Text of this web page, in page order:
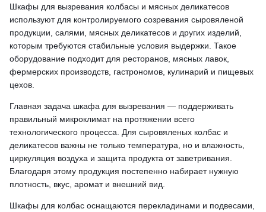
Шкафы для вызревания колбасы и мясных деликатесов
используют для контролируемого созревания сыровяленой
продукции, салями, мясных деликатесов и других изделий,
которым требуются стабильные условия выдержки. Такое
оборудование подходит для ресторанов, мясных лавок,
фермерских производств, гастрономов, кулинарий и пищевых
цехов.
Главная задача шкафа для вызревания — поддерживать
правильный микроклимат на протяжении всего
технологического процесса. Для сыровяленых колбас и
деликатесов важны не только температура, но и влажность,
циркуляция воздуха и защита продукта от заветривания.
Благодаря этому продукция постепенно набирает нужную
плотность, вкус, аромат и внешний вид.
Шкафы для колбас оснащаются перекладинами и подвесами,